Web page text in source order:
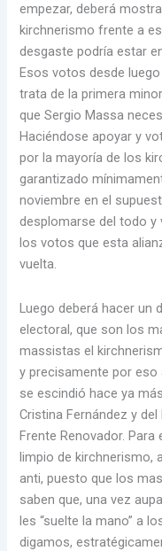
empezar, deberá
kirchnerismo frente a
desgaste podría estar
Esos votos desde
trata de la primera
que Sergio Massa
Haciéndose apoyar y
por la mayoría de los
garantizado
noviembre en el
desplomarse del todo y
los votos que esta
vuelta.
Luego deberá hacer un
electoral, que son los
massistas el
y precisamente por
se escindió hace ya
Cristina Fernández y
Frente Renovador.
limpio de kirchnerismo,
anti, puesto que los
saben que, una vez
les “suelte la mano” a
digamos,